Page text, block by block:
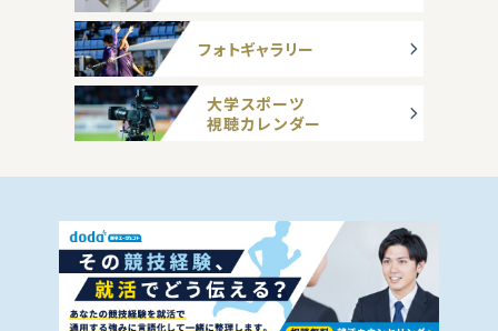
フォトギャラリー
大学スポーツ
視聴カレンダー